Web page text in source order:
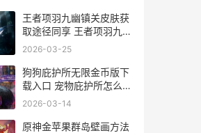
王者项羽九幽镇关皮肤获
取途径同享 王者项羽九幽
镇关怎么获得
2026-03-25
狗狗庇护所无限金币版下
载入口 宠物庇护所怎么放
置
2026-03-14
原神金苹果群岛壁画方法